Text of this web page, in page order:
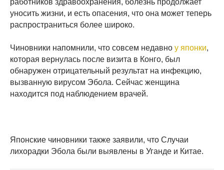
работников здравоохранения, болезнь продолжает
уносить жизни, и есть опасения, что она может теперь
распространиться более широко.
Чиновники напомнили, что совсем недавно у японки,
которая вернулась после визита в Конго, был
обнаружен отрицательный результат на инфекцию,
вызванную вирусом Эбола. Сейчас женщина
находится под наблюдением врачей.
Японские чиновники также заявили, что Случаи
лихорадки Эбола были выявлены в Уганде и Китае.